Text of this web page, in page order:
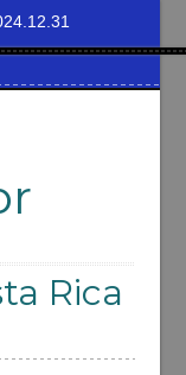
Rica